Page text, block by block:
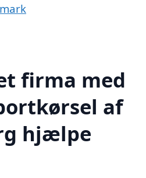
firma med
af
hjælpe